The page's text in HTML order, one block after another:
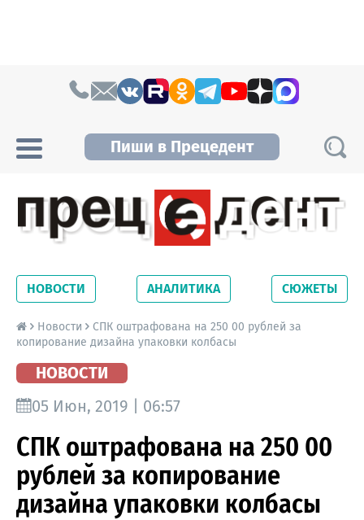
Пиши в Прецедент
Новосибирской области. Читайте свежие
новости на сайте сетевого издания
Precedent.
НОВОСТИ АНАЛИТИКА СЮЖЕТЫ
Новости
СПК оштрафована на 250 00 рублей за
копирование дизайна упаковки колбасы
НОВОСТИ
05 Июн, 2019 | 06:57
СПК оштрафована на 250 00
рублей за копирование
дизайна упаковки колбасы